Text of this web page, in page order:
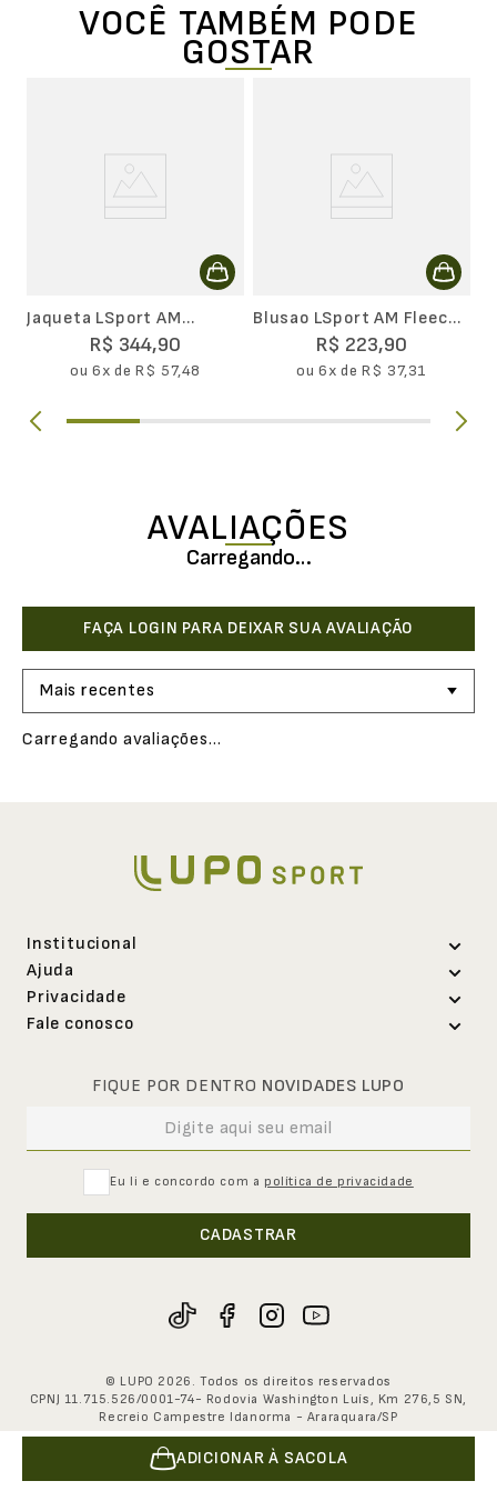
ADICIONAR À SACOLA
VOCÊ TAMBÉM PODE
GOSTAR
Jaqueta LSport AM
Windbreak
R$ 344,90
ou6x deR$ 57,48
Blusao LSport AM Fleece
R$ 223,90
ou6x deR$ 37,31
AVALIAÇÕES
Carregando…
Mais recentes
Carregando avaliações…
Institucional
Sobre a Lupo
Trabalhe conosco
Representantes
Assessoria de imprensa
Investidores
Seja um franqueado
Sustentabilidade
Ajuda
Política de troca
Privacidade
Regulamento Cashback
Fale conosco
0800-707-8240
Seg. à Sex. - 8h às 17h30
Seg. à Sex. - 8h às 17h30
Pessoa jurídica
Seg. à Sex. - 8h às 17h30
FIQUE POR DENTRO NOVIDADES LUPO
Eu li e concordo com a política de privacidade
CADASTRAR
© LUPO 2026. Todos os direitos reservados
CPNJ 11.715.526/0001-74- Rodovia Washington Luís, Km 276,5 SN,
Recreio Campestre Idanorma - Araraquara/SP